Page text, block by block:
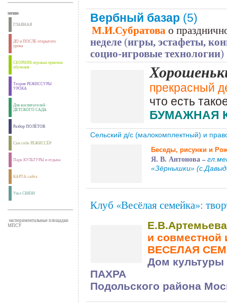
меню
ГЛАВНАЯ
ДО и ПОСЛЕ открытого
урока
СБОРНИК игровых приемов
обучения
Теория РЕЖИССУРЫ
УРОКА
Для воспитателей
ДЕТСКОГО САДА
Разбор ПОЛЁТОВ
Сам себе РЕЖИССЁР
Парк КУЛЬТУРЫ и отдыха
КАРТА сайта
Узел СВЯЗИ
экспериментальные площадки
МПСУ
Вербный базар(5)
М.И.Субратова о
неделе(игры, эстафеты,
социо-игровые технологии)
прекрасный
что есть
БУМАЖНАЯ
Сельский д/с (малокомплектный) и
Беседы, рисунки и
Я. В. Антонова –
«Зёрнышки»
Клуб «Весёлая семейка»:
Е.В.Артемьева
и совместной
ВЕСЕЛАЯ
Дом
ПАХРА
Подольского района